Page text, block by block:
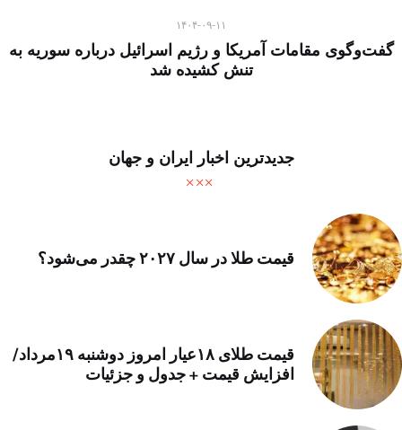
۱۴۰۴-۰۹-۱۱
گفت‌وگوی مقامات آمریکا و رژیم اسرائیل درباره سوریه به
تنش کشیده شد
جدیدترین اخبار ایران و جهان
قیمت طلا در سال ۲۰۲۷ چقدر می‌شود؟
قیمت طلای ۱۸عیار امروز دوشنبه ۱۹مرداد/
افزایش قیمت + جدول و جزئیات